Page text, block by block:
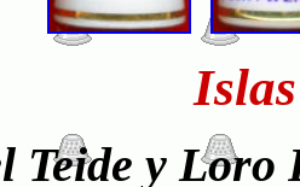
Teide y